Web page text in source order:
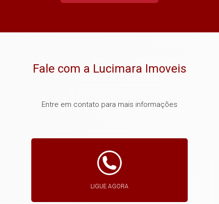
Fale com a Lucimara Imoveis
Entre em contato para mais informações
LIGUE AGORA